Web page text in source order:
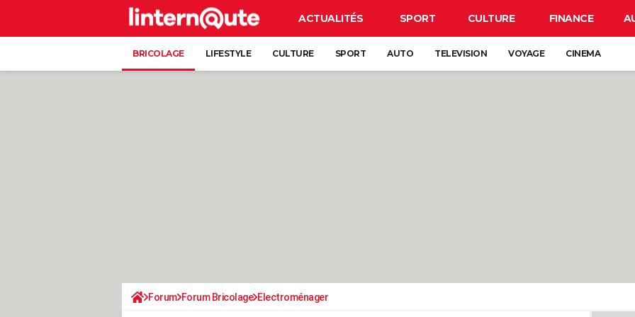
ACTUALITÉS SPORT CULTURE FINANCE
BRICOLAGE LIFESTYLE CULTURE SPORT AUTO TELEVISION VOYAGE CINEMA
Forum Forum Bricolage Electroménager